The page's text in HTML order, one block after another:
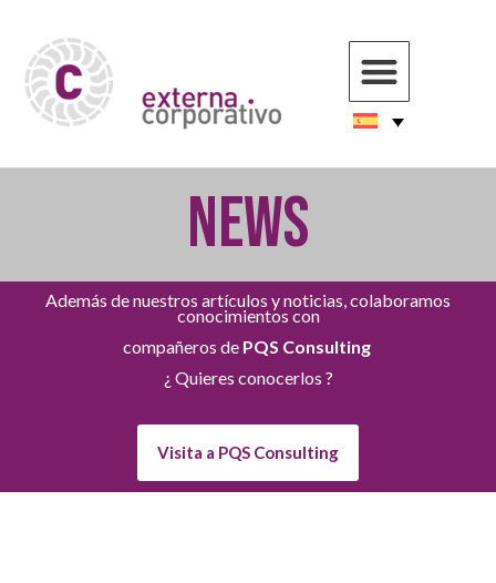
NEWS
Además de nuestros artículos y noticias, colaboramos
conocimientos con
compañeros de PQS Consulting
¿ Quieres conocerlos ?
Visita a PQS Consulting